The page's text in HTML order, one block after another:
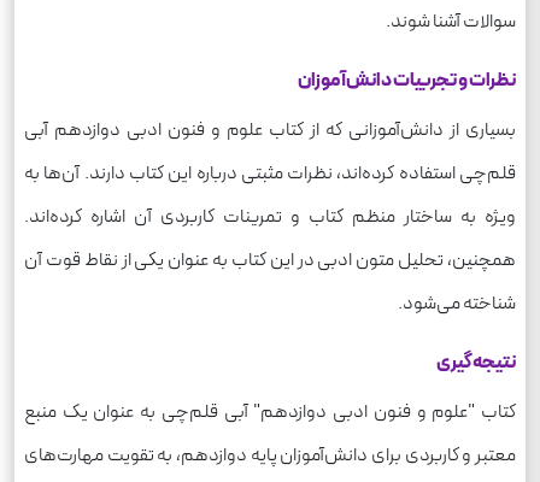
سوالات آشنا شوند.
نظرات و تجربیات دانش‌آموزان
بسیاری از دانش‌آموزانی که از کتاب علوم و فنون ادبی دوازدهم آبی
قلم‌چی استفاده کرده‌اند، نظرات مثبتی درباره این کتاب دارند. آن‌ها به
ویژه به ساختار منظم کتاب و تمرینات کاربردی آن اشاره کرده‌اند.
همچنین، تحلیل متون ادبی در این کتاب به عنوان یکی از نقاط قوت آن
شناخته می‌شود.
نتیجه‌گیری
کتاب "علوم و فنون ادبی دوازدهم" آبی قلم‌چی به عنوان یک منبع
معتبر و کاربردی برای دانش‌آموزان پایه دوازدهم، به تقویت مهارت‌های